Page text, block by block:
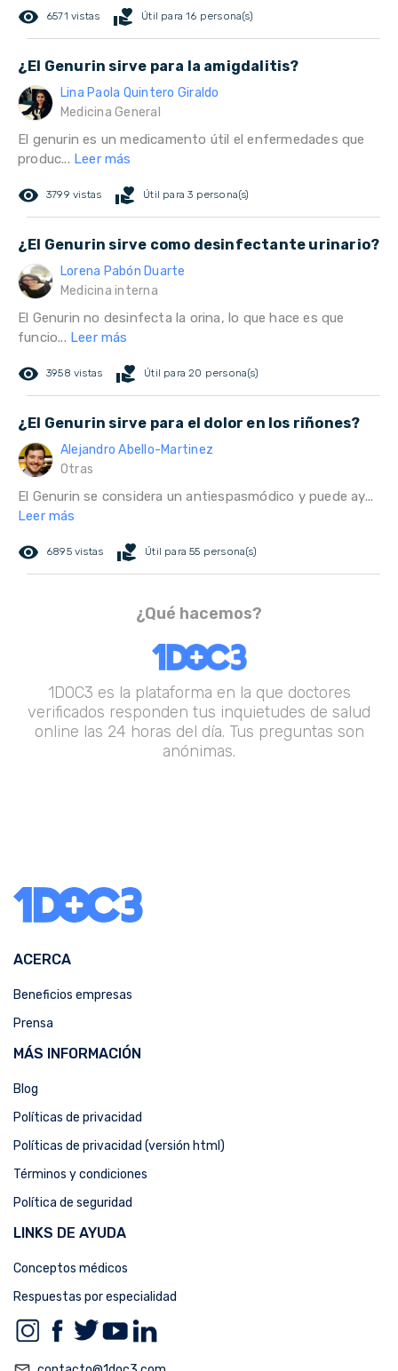
remove_red_eye 6571 vistas volunteer_activism Útil para 16 persona(s)
¿El Genurin sirve para la amigdalitis?
Lina Paola Quintero Giraldo
Medicina General
El genurin es un medicamento útil el enfermedades que
produc... Leer más
remove_red_eye 3799 vistas volunteer_activism Útil para 3 persona(s)
¿El Genurin sirve como desinfectante urinario?
Lorena Pabón Duarte
Medicina interna
El Genurin no desinfecta la orina, lo que hace es que
funcio... Leer más
remove_red_eye 3958 vistas volunteer_activism Útil para 20 persona(s)
¿El Genurin sirve para el dolor en los riñones?
Alejandro Abello-Martinez
Otras
El Genurin se considera un antiespasmódico y puede ay...
Leer más
remove_red_eye 6895 vistas volunteer_activism Útil para 55 persona(s)
¿Qué hacemos?
1DOC3 es la plataforma en la que doctores
verificados responden tus inquietudes de salud
online las 24 horas del día. Tus preguntas son
anónimas.
ACERCA
Beneficios empresas
Prensa
MÁS INFORMACIÓN
Blog
Políticas de privacidad
Políticas de privacidad (versión html)
Términos y condiciones
Política de seguridad
LINKS DE AYUDA
Conceptos médicos
Respuestas por especialidad